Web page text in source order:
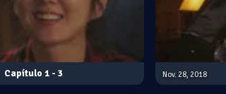
1 - 3 Nov. 28, 2018